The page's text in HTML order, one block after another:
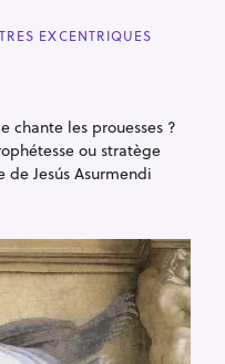
EXCENTRIQUES
chante les prouesses ?
ou stratège
Jesús Asurmendi